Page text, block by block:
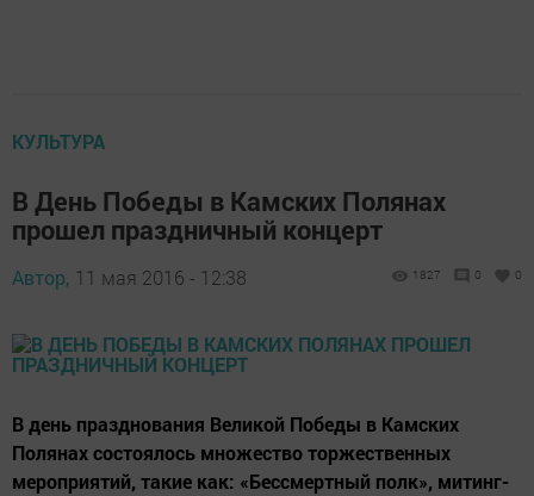
КУЛЬТУРА
В День Победы в Камских Полянах
прошел праздничный концерт
Автор, 11 мая 2016 - 12:38 1827 0 0
В день празднования Великой Победы в Камских
Полянах состоялось множество торжественных
мероприятий, такие как: «Бессмертный полк», митинг-